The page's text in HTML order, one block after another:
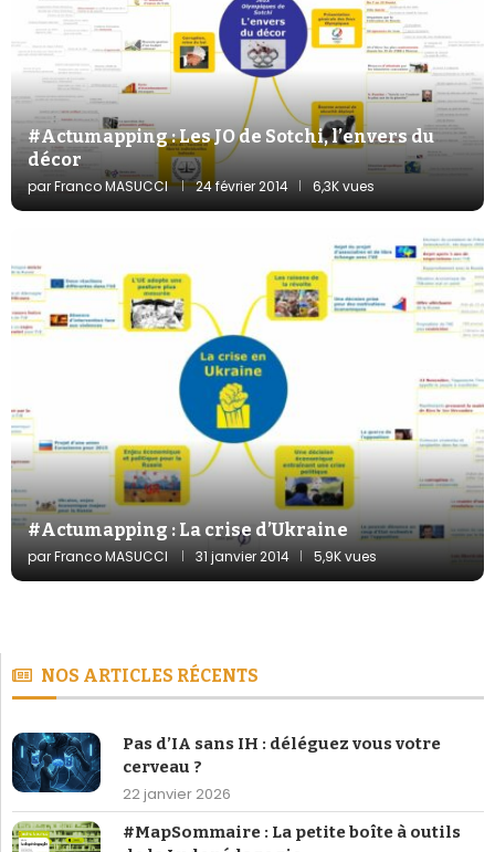
#Actumapping : Les JO de Sotchi, l’envers du
décor
parFranco MASUCCI 24 février 2014 6,3K vues
#Actumapping : La crise d’Ukraine
parFranco MASUCCI 31 janvier 2014 5,9K vues
NOS ARTICLES RÉCENTS
Pas d’IA sans IH : déléguez vous votre
cerveau ?
22 janvier 2026
#MapSommaire : La petite boîte à outils